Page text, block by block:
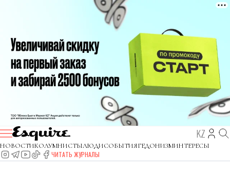
KZ
НОВОСТИКОЛУМНИСТЫЛЮДИСОБЫТИЯГЕДОНИЗМИНТЕРЕСЫ
ЧИТАТЬ ЖУРНАЛЫ